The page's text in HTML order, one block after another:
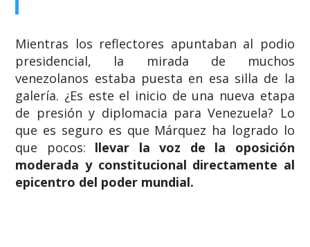
Mientras los reflectores apuntaban al podio
presidencial, la mirada de muchos
venezolanos estaba puesta en esa silla de la
galería. ¿Es este el inicio de una nueva etapa
de presión y diplomacia para Venezuela? Lo
que es seguro es que Márquez ha logrado lo
que pocos: llevar la voz de la oposición
moderada y constitucional directamente al
epicentro del poder mundial.